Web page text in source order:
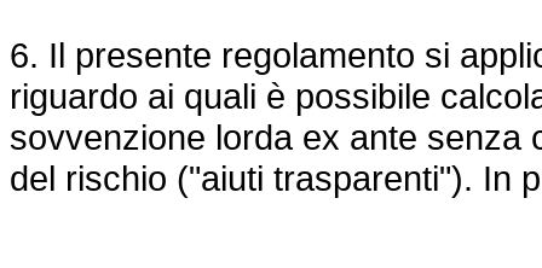
6. Il presente regolamento si
riguardo ai quali è possibile
sovvenzione lorda ex ante senza
del rischio ("aiuti trasparenti"). In